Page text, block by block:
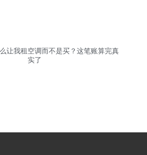
让我租空调而不是买？这笔账算完真
实了